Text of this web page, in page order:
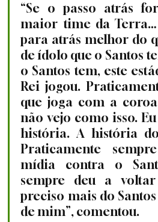
“Se o passo atrás
maior time da Terra…
para atrás melhor do
de ídolo que o Santos
o Santos tem, este
Rei jogou.
que joga com a
não vejo como isso.
história. A história
Praticamente
mídia contra o
sempre deu a
preciso mais do
de mim”, comentou.